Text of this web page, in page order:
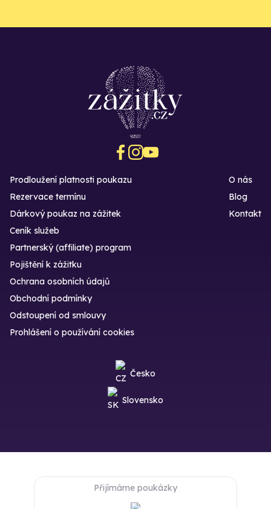
Prodloužení platnosti poukazu
Rezervace termínu
Dárkový poukaz na zážitek
O nás
Blog
Kontakt
Ceník služeb
Partnerský (affiliate) program
Pojištění k zážitku
Ochrana osobních údajů
Obchodní podmínky
Odstoupení od smlouvy
Prohlášení o používání cookies
Česko
Slovensko
Přijímáme poukázky